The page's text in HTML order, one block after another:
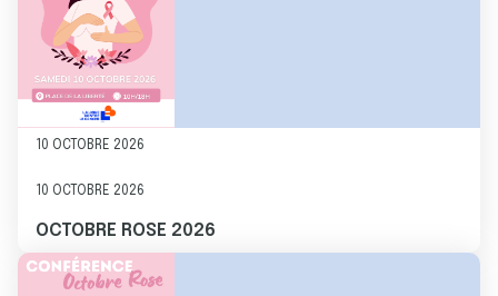
10 OCTOBRE 2026
10 OCTOBRE 2026
OCTOBRE ROSE 2026
Image